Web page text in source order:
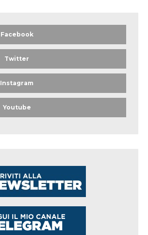
Facebook
Twitter
Instagram
Youtube